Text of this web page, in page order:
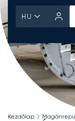
HU
Kezdőlap